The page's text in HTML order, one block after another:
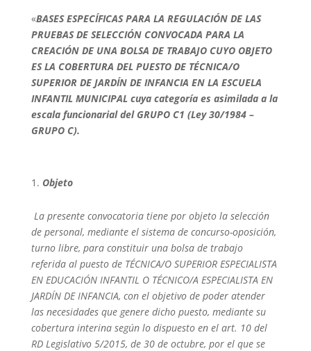
«BASES ESPECÍFICAS PARA LA REGULACIÓN DE LAS
PRUEBAS DE SELECCIÓN CONVOCADA PARA LA
CREACIÓN DE UNA BOLSA DE TRABAJO CUYO OBJETO
ES LA COBERTURA DEL PUESTO DE TÉCNICA/O
SUPERIOR DE JARDÍN DE INFANCIA EN LA ESCUELA
INFANTIL MUNICIPAL cuya categoría es asimilada a la
escala funcionarial del GRUPO C1 (Ley 30/1984 –
GRUPO C).
Objeto
La presente convocatoria tiene por objeto la selección
de personal, mediante el sistema de concurso-oposición,
turno libre, para constituir una bolsa de trabajo
referida al puesto de TÉCNICA/O SUPERIOR ESPECIALISTA
EN EDUCACIÓN INFANTIL O TÉCNICO/A ESPECIALISTA EN
JARDÍN DE INFANCIA, con el objetivo de poder atender
las necesidades que genere dicho puesto, mediante su
cobertura interina según lo dispuesto en el art. 10 del
RD Legislativo 5/2015, de 30 de octubre, por el que se